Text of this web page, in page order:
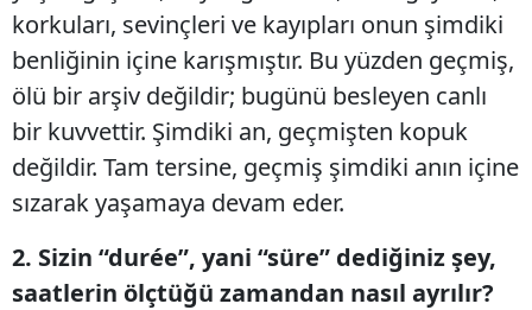
korkuları, sevinçleri ve kayıpları onun şimdiki
benliğinin içine karışmıştır. Bu yüzden geçmiş,
ölü bir arşiv değildir; bugünü besleyen canlı
bir kuvvettir. Şimdiki an, geçmişten kopuk
değildir. Tam tersine, geçmiş şimdiki anın içine
sızarak yaşamaya devam eder.
2. Sizin “durée”, yani “süre” dediğiniz şey,
saatlerin ölçtüğü zamandan nasıl ayrılır?